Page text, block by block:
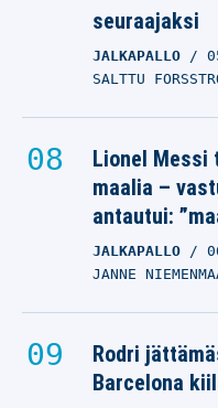
seuraajaksi
JALKAPALLO
SALTTU
Lionel Messi
maalia –
antautui:
JALKAPALLO
JANNE
Rodri
Barcelona